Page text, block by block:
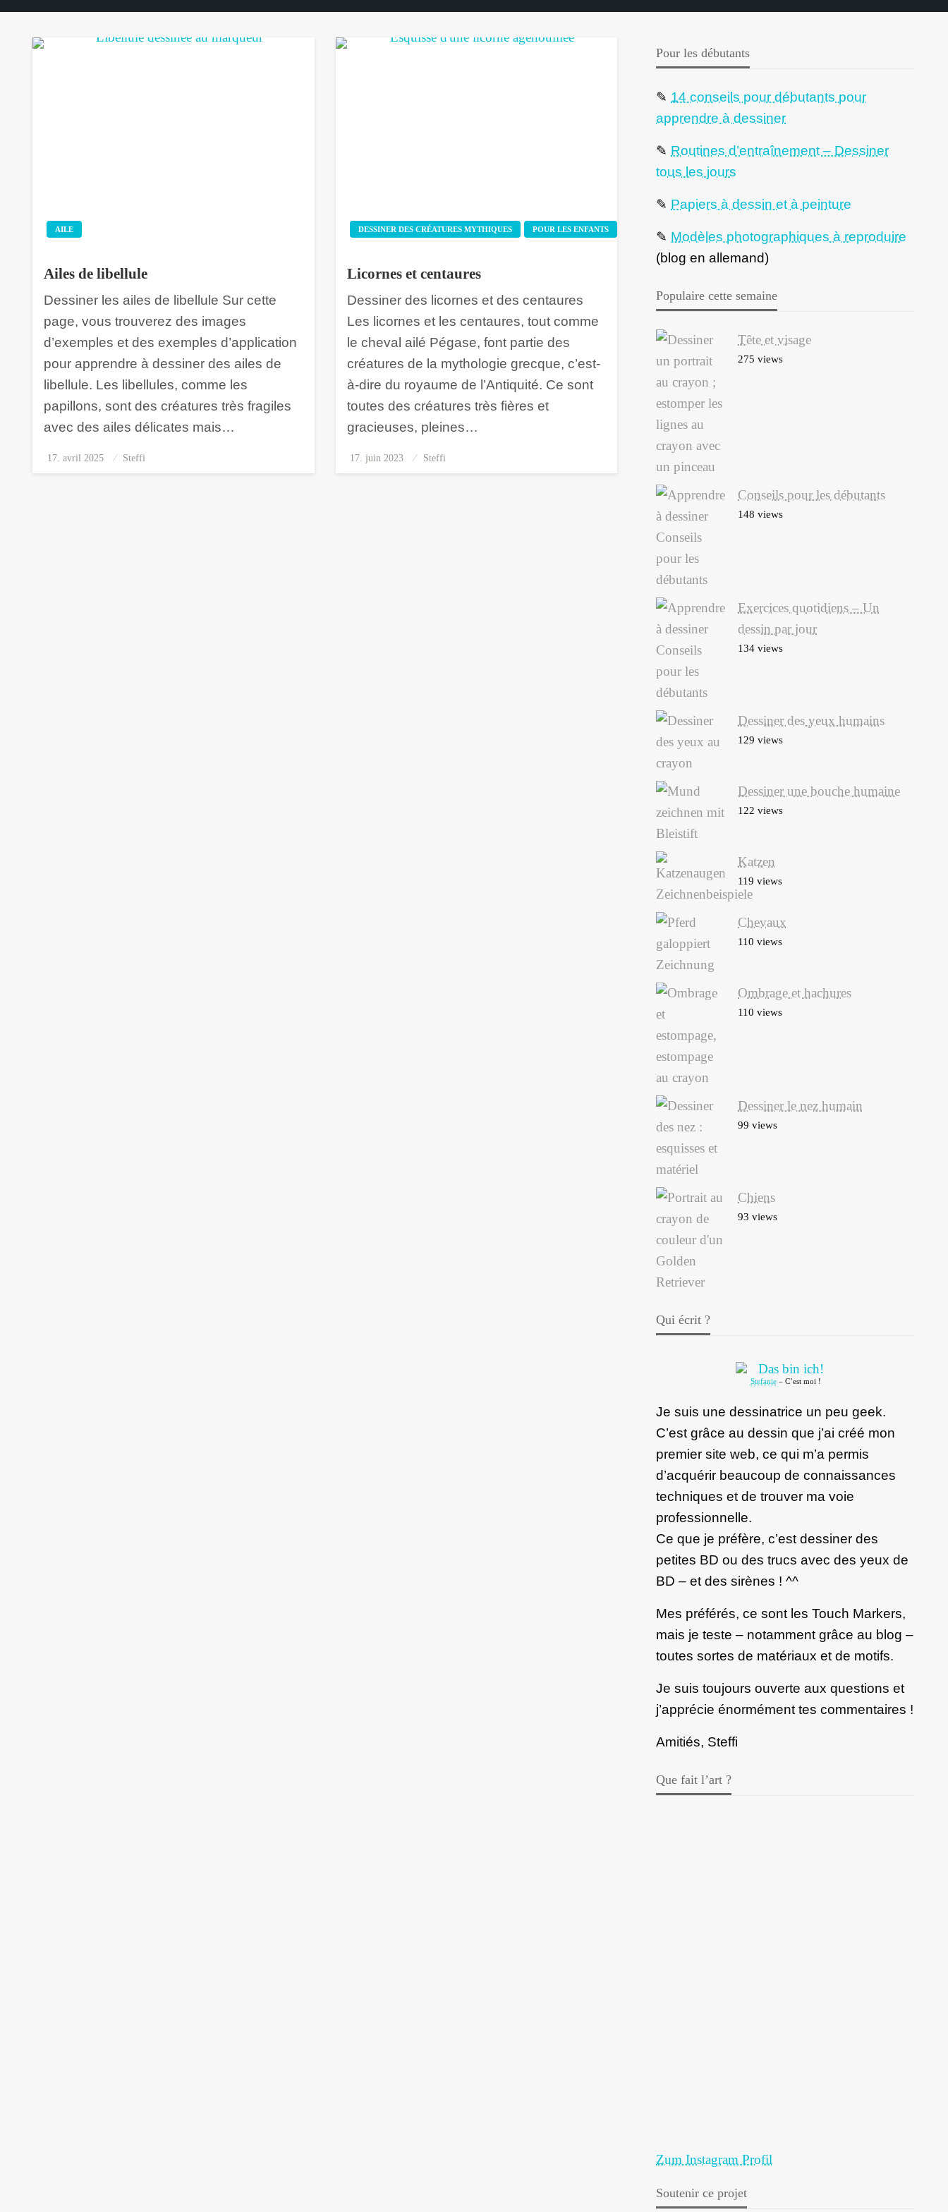
AILE
Ailes de libellule
Dessiner les ailes de libellule Sur cette
page, vous trouverez des images
d’exemples et des exemples d’application
pour apprendre à dessiner des ailes de
libellule. Les libellules, comme les
papillons, sont des créatures très fragiles
avec des ailes délicates mais…
Posted
on
17. avril 2025 Steffi
DESSINER DES CRÉATURES MYTHIQUES POUR LES ENFANTS
Licornes et centaures
Dessiner des licornes et des centaures
Les licornes et les centaures, tout comme
le cheval ailé Pégase, font partie des
créatures de la mythologie grecque, c’est-
à-dire du royaume de l’Antiquité. Ce sont
toutes des créatures très fières et
gracieuses, pleines…
Posted
on
17. juin 2023 Steffi
Pour les débutants
✎ 14 conseils pour débutants pour
apprendre à dessiner
✎ Routines d’entraînement – Dessiner
tous les jours
✎ Papiers à dessin et à peinture
✎ Modèles photographiques à reproduire
(blog en allemand)
Populaire cette semaine
Tête et visage
275 views
Conseils pour les débutants
148 views
Exercices quotidiens – Un
dessin par jour
134 views
Dessiner des yeux humains
129 views
Dessiner une bouche humaine
122 views
Katzen
119 views
Chevaux
110 views
Ombrage et hachures
110 views
Dessiner le nez humain
99 views
Chiens
93 views
Qui écrit ?
Stefanie– C’est moi !
Je suis une dessinatrice un peu geek.
C’est grâce au dessin que j’ai créé mon
premier site web, ce qui m’a permis
d’acquérir beaucoup de connaissances
techniques et de trouver ma voie
professionnelle.
Ce que je préfère, c’est dessiner des
petites BD ou des trucs avec des yeux de
BD – et des sirènes ! ^^
Mes préférés, ce sont les Touch Markers,
mais je teste – notamment grâce au blog –
toutes sortes de matériaux et de motifs.
Je suis toujours ouverte aux questions et
j’apprécie énormément tes commentaires !
Amitiés, Steffi
Que fait l’art ?
Zum Instagram Profil
Soutenir ce projet